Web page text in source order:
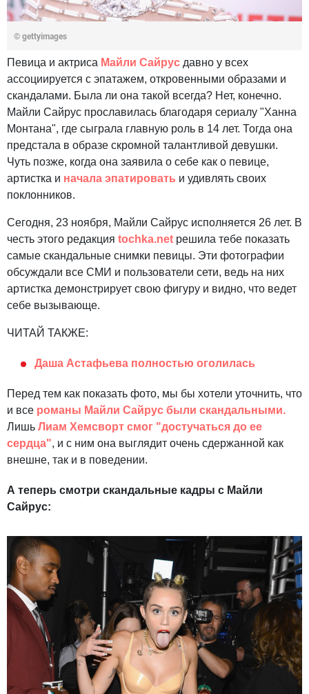
© gettyimages
Певица и актриса Майли Сайрус давно у всех
ассоциируется с эпатажем, откровенными образами и
скандалами. Была ли она такой всегда? Нет, конечно.
Майли Сайрус прославилась благодаря сериалу "Ханна
Монтана", где сыграла главную роль в 14 лет. Тогда она
предстала в образе скромной талантливой девушки.
Чуть позже, когда она заявила о себе как о певице,
артистка и начала эпатировать и удивлять своих
поклонников.
Сегодня, 23 ноября, Майли Сайрус исполняется 26 лет. В
честь этого редакция tochka.net решила тебе показать
самые скандальные снимки певицы. Эти фотографии
обсуждали все СМИ и пользователи сети, ведь на них
артистка демонстрирует свою фигуру и видно, что ведет
себе вызывающе.
ЧИТАЙ ТАКЖЕ:
Даша Астафьева полностью оголилась
Перед тем как показать фото, мы бы хотели уточнить, что
и все романы Майли Сайрус были скандальными.
Лишь Лиам Хемсворт смог "достучаться до ее
сердца", и с ним она выглядит очень сдержанной как
внешне, так и в поведении.
А теперь смотри скандальные кадры с Майли
Сайрус: